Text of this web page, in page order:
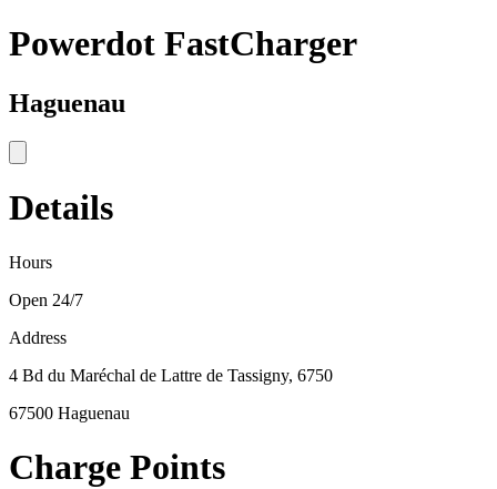
Powerdot FastCharger
Haguenau
Details
Hours
Open 24/7
Address
4 Bd du Maréchal de Lattre de Tassigny, 6750
67500 Haguenau
Charge Points